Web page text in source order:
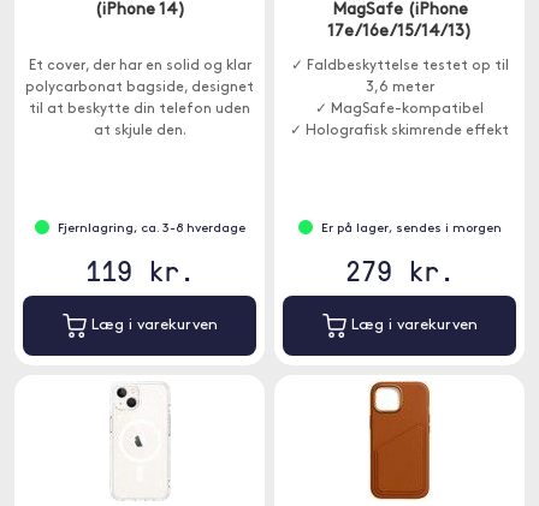
(iPhone 14)
Et cover, der har en solid og klar
polycarbonat bagside, designet
til at beskytte din telefon uden
at skjule den.
Fjernlagring, ca. 3-8 hverdage
119 kr.
Læg i varekurven
MagSafe (iPhone
17e/16e/15/14/13)
✓ Faldbeskyttelse testet op til
3,6 meter
✓ MagSafe-kompatibel
✓ Holografisk skimrende effekt
Er på lager, sendes i morgen
279 kr.
Læg i varekurven